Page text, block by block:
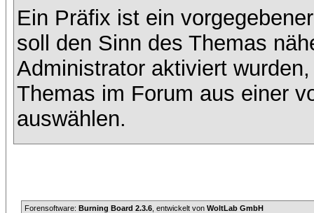
Ein Präfix ist ein
soll den Sinn des Themas
Administrator aktiviert
Themas im Forum aus einer
auswählen.
Forensoftware: Burning Board 2.3.6 , entwickelt von WoltLab GmbH